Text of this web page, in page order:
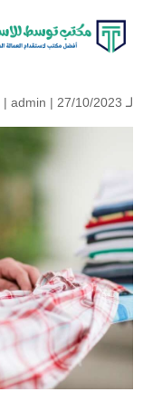
لـ admin | 27/10/2023 |